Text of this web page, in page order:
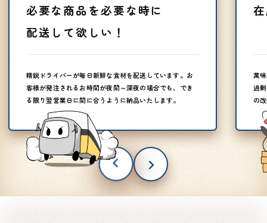
必要な商品を必要な時に
配送して欲しい！
精鋭ドライバーが毎日新鮮な食材を配送しています。お
客様が発注されるお時間が夜間～深夜の場合でも、でき
る限り翌営業日に間に合うように納品いたします。
萬
過
の